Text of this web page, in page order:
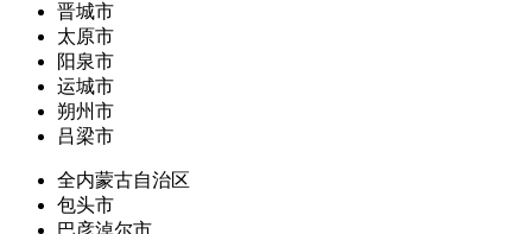
晋城市
太原市
阳泉市
运城市
朔州市
吕梁市
全内蒙古自治区
包头市
巴彦淖尔市